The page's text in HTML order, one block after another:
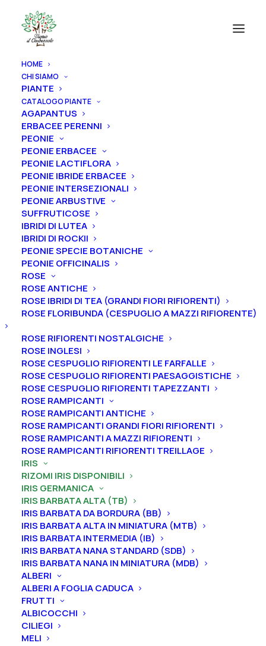
HOME
CHI SIAMO
PIANTE
CATALOGO PIANTE
AGAPANTUS
ERBACEE PERENNI
PEONIE
PEONIE ERBACEE
PEONIE LACTIFLORA
PEONIE IBRIDE ERBACEE
PEONIE INTERSEZIONALI
PEONIE ARBUSTIVE
SUFFRUTICOSE
IBRIDI DI LUTEA
IBRIDI DI ROCKII
PEONIE SPECIE BOTANICHE
PEONIE OFFICINALIS
ROSE
ROSE ANTICHE
ROSE IBRIDI DI TEA (GRANDI FIORI RIFIORENTI)
ROSE FLORIBUNDA (CESPUGLIO A MAZZI RIFIORENTE)
ROSE RIFIORENTI NOSTALGICHE
ROSE INGLESI
ROSE CESPUGLIO RIFIORENTI LE FARFALLE
ROSE CESPUGLIO RIFIORENTI PAESAGGISTICHE
ROSE CESPUGLIO RIFIORENTI TAPEZZANTI
ROSE RAMPICANTI
ROSE RAMPICANTI ANTICHE
ROSE RAMPICANTI GRANDI FIORI RIFIORENTI
ROSE RAMPICANTI A MAZZI RIFIORENTI
ROSE RAMPICANTI RIFIORENTI TREILLAGE
IRIS
RIZOMI IRIS DISPONIBILI
IRIS GERMANICA
IRIS BARBATA ALTA (TB)
IRIS BARBATA DA BORDURA (BB)
IRIS BARBATA ALTA IN MINIATURA (MTB)
IRIS BARBATA INTERMEDIA (IB)
IRIS BARBATA NANA STANDARD (SDB)
IRIS BARBATA NANA IN MINIATURA (MDB)
ALBERI
ALBERI A FOGLIA CADUCA
FRUTTI
ALBICOCCHI
CILIEGI
MELI
Home Iris Iris germanica
Iris barbata alta (TB)
Iris germanica “Claudia Barton Blair”
Iris germanica “Claudia
Barton Blair”
From4,50€
L’iris germanica “Claudia Barton Blair” havessilli viola
chiaro/lilla; ali dello stesso colore ma con motivo a
spray di colore bianco e bordo viola; barba gialla con
dardo scuro sotto; fioritura intermedia, 91 cm.
Le piante diIris in vaso sono disponibili in
periodomentre i rizomidiIrissono disponibili solo
nel periodo che vada luglio a settembre.
Formato
Iris
germanica